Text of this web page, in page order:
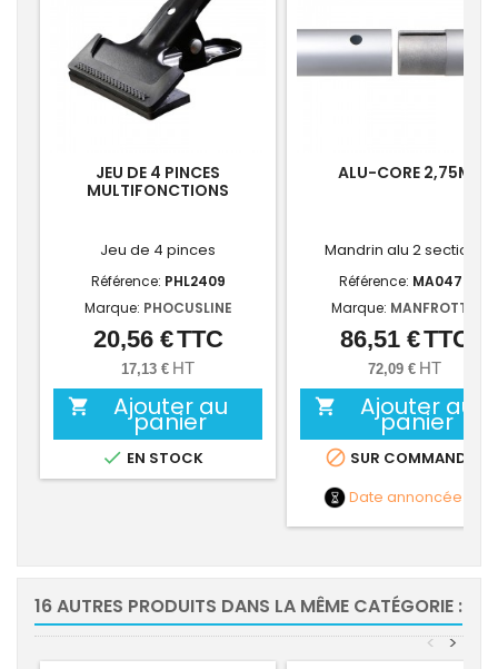
JEU DE 4 PINCES
MULTIFONCTIONS
Jeu de 4 pinces
Référence: PHL2409
Marque: PHOCUSLINE
Prix
20,56 €TTC
17,13 € HT
 Ajouter au
panier
 EN STOCK
ALU-CORE 2,75M
Mandrin alu 2 sections
Référence: MA0472
Marque: MANFROTTO
Prix
86,51 €TTC
72,09 € HT
 Ajouter au
panier
 SUR COMMANDE
Date annoncée
16 AUTRES PRODUITS DANS LA MÊME CATÉGORIE :
>
<